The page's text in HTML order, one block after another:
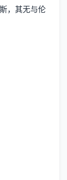
，其无与伦